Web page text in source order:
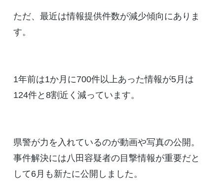
ただ、最近は情報提供件数が減少傾向にありま
す。
1年前は1か月に700件以上あった情報が5月は
124件と8割近く減っています。
県警が力を入れているのが動画や写真の公開。
事件解決には八田容疑者の目撃情報が重要だと
して6月も新たに公開しました。